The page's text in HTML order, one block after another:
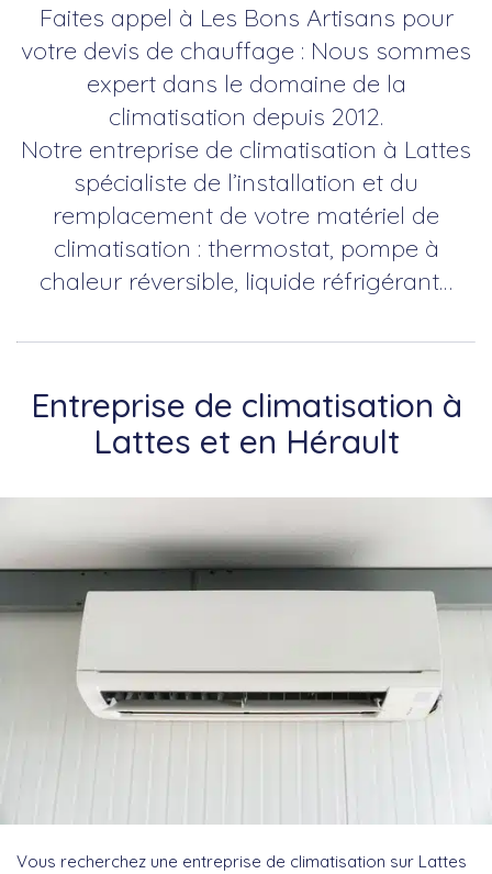
Faites appel à Les Bons Artisans pour
votre devis de chauffage : Nous sommes
expert dans le domaine de la
climatisation depuis 2012.
Notre entreprise de climatisation à Lattes
spécialiste de l’installation et du
remplacement de votre matériel de
climatisation : thermostat, pompe à
chaleur réversible, liquide réfrigérant…
Entreprise de climatisation à
Lattes et en Hérault
Vous recherchez une entreprise de climatisation sur Lattes